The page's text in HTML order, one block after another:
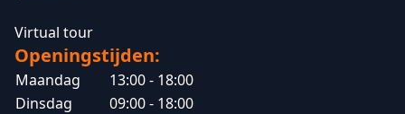
Virtual tour
Openingstijden:
Maandag
13:00 - 18:00
Dinsdag
09:00 - 18:00